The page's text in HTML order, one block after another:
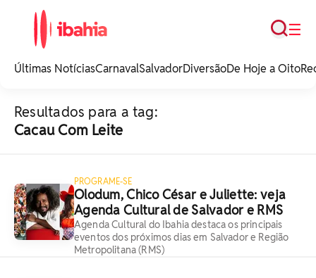
noticias e
☰
Busca
Últimas NotíciasCarnavalSalvadorDiversãoDe Hoje a Oito
Resultados para a tag:
Cacau Com Leite
PROGRAME-SE
Olodum, Chico César e Juliette: veja
Agenda Cultural de Salvador e RMS
Agenda Cultural do Ibahia destaca os principais
eventos dos próximos dias em Salvador e Região
Metropolitana (RMS)